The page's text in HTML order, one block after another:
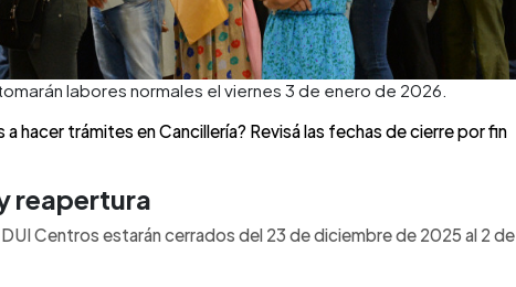
labores normales el viernes 3 de enero de 2026.
a hacer trámites en Cancillería? Revisá las fechas de cierre por fin
reapertura
DUI Centros estarán cerrados del 23 de diciembre de 2025 al 2 de